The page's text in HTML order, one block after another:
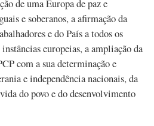
de uma Europa de paz e
e soberanos, a afirmação da
e do País a todos os
europeias, a ampliação da
com a sua determinação e
e independência nacionais, da
do povo e do desenvolvimento